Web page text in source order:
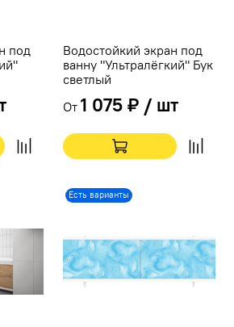
под
Водостойкий экран под
ванну "Ультралёгкий" Бук
светлый
От 1 075 ₽ / шт
Есть варианты